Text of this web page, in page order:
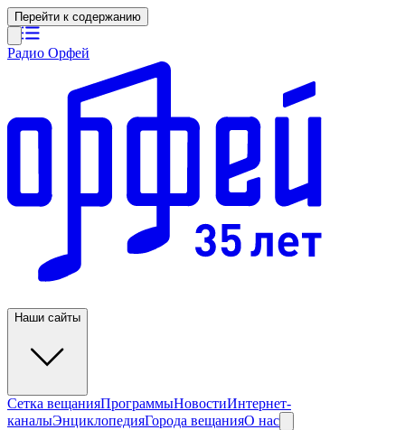
Перейти к содержанию
Радио Орфей
Наши сайты
Сетка вещанияПрограммыНовостиИнтернет-
каналыЭнциклопедияГорода вещанияО нас